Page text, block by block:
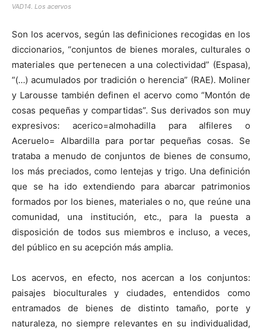
VAD14. Los acervos
Son los acervos, según las definiciones recogidas en los
diccionarios, “conjuntos de bienes morales, culturales o
materiales que pertenecen a una colectividad” (Espasa),
“(…) acumulados por tradición o herencia” (RAE). Moliner
y Larousse también definen el acervo como “Montón de
cosas pequeñas y compartidas”. Sus derivados son muy
expresivos: acerico=almohadilla para alfileres o
Aceruelo= Albardilla para portar pequeñas cosas. Se
trataba a menudo de conjuntos de bienes de consumo,
los más preciados, como lentejas y trigo. Una definición
que se ha ido extendiendo para abarcar patrimonios
formados por los bienes, materiales o no, que reúne una
comunidad, una institución, etc., para la puesta a
disposición de todos sus miembros e incluso, a veces,
del público en su acepción más amplia.
Los acervos, en efecto, nos acercan a los conjuntos:
paisajes bioculturales y ciudades, entendidos como
entramados de bienes de distinto tamaño, porte y
naturaleza, no siempre relevantes en su individualidad,